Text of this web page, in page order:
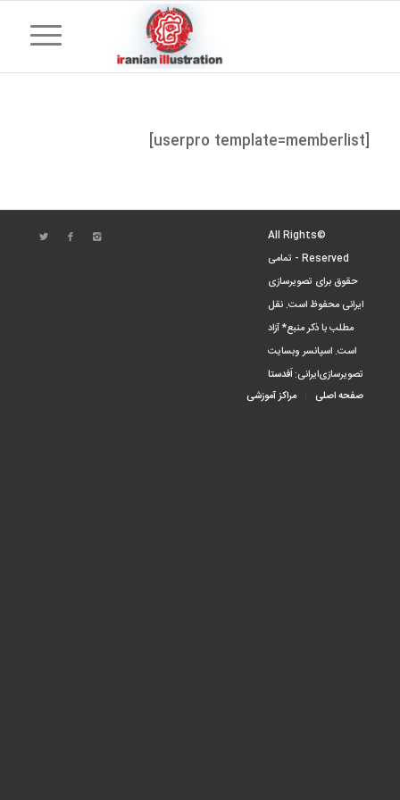
[userpro template=memberlist]
©All Rights
Reserved - تمامی
حقوق برای تصویرسازی
ایرانی محفوظ است. نقل
مطلب با ذکر منبع* آزاد
است. اسپانسر وبسایت
تصویرسازی‌ایرانی:اَفدستا
صفحه اصلی
مراکز آموزشی